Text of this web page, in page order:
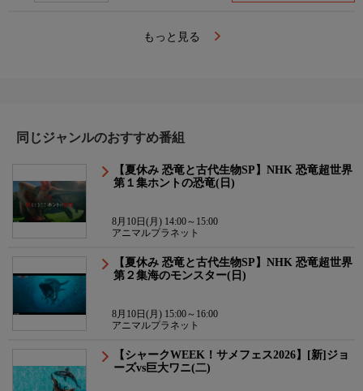
もっと見る
同じジャンルのおすすめ番組
【夏休み 恐竜と古代生物SP】NHK 恐竜超世界
第１集ホントの恐竜(日)
8月10日(月) 14:00～15:00
アニマルプラネット
【夏休み 恐竜と古代生物SP】NHK 恐竜超世界
第２集海のモンスター(日)
8月10日(月) 15:00～16:00
アニマルプラネット
【シャークWEEK！サメフェス2026】[新]ジョ
ーズvs巨大ワニ(二)